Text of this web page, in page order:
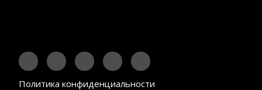
Политика конфиденциальности